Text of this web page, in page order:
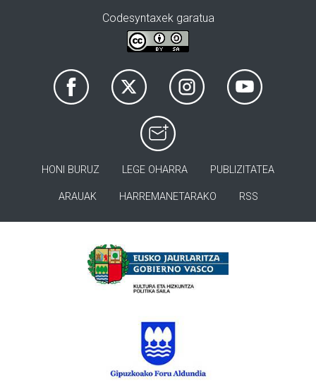
Codesyntaxek garatua
HONI BURUZ LEGE OHARRA PUBLIZITATEA
ARAUAK HARREMANETARAKO RSS